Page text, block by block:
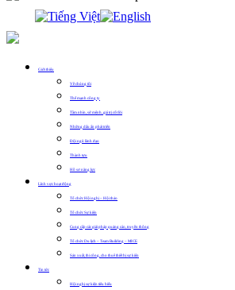
Giới thiệu
Về chúng tôi
Thế mạnh công ty
Tầm nhìn, sứ mệnh, giá trị cốt lõi
Những dấu ấn phát triển
Đội ngũ lãnh đạo
Thành tựu
Hồ sơ năng lực
Lĩnh vực hoạt động
Tổ chức Hội nghị – Hội thảo
Tổ chức Sự kiện
Cung cấp các giải pháp quảng cáo, truyền thông
Tổ chức Du lịch – Team Building – MICE
Sản xuất, thi công, cho thuê thiết bị sự kiện
Tin tức
Hội nghị sự kiện tiêu biểu